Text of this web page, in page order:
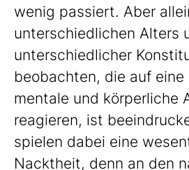
wenig passiert. Aber
unterschiedlichen Alters
unterschiedlicher
beobachten, die auf eine
mentale und körperliche
reagieren, ist
spielen dabei eine
Nacktheit, denn an den